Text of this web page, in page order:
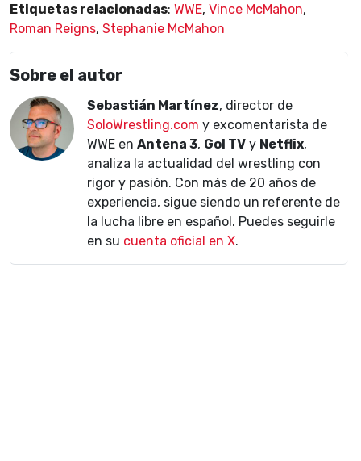
Etiquetas relacionadas: WWE, Vince McMahon,
Roman Reigns, Stephanie McMahon
Sobre el autor
Sebastián Martínez, director de
SoloWrestling.com y excomentarista de
WWE en Antena 3, Gol TV y Netflix,
analiza la actualidad del wrestling con
rigor y pasión. Con más de 20 años de
experiencia, sigue siendo un referente de
la lucha libre en español. Puedes seguirle
en su cuenta oficial en X.